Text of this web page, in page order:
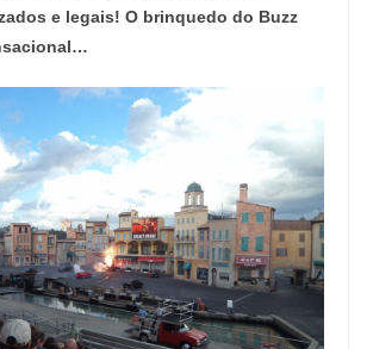
e legais! O brinquedo do Buzz